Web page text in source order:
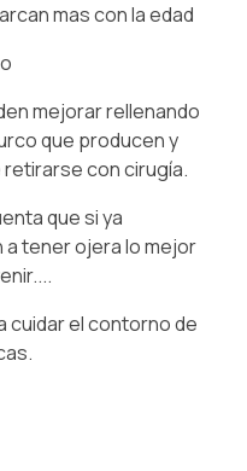
mas con la edad
mejorar rellenando
que producen y
retirarse con cirugía.
que si ya
tener ojera lo mejor
cuidar el contorno de